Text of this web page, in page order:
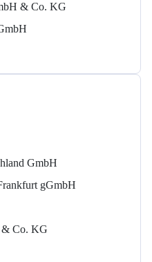
& Co. KG
GmbH
gGmbH
Co. KG